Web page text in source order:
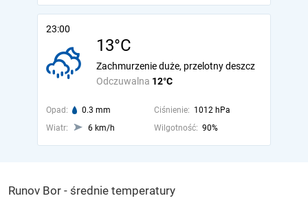
23:00
13°C
Odczuwalna 12°C
Zachmurzenie duże, przelotny deszcz
Opad: 0.3 mm Ciśnienie: 1012 hPa
Wiatr:
6 km/h Wilgotność: 90%
Runov Bor - średnie temperatury